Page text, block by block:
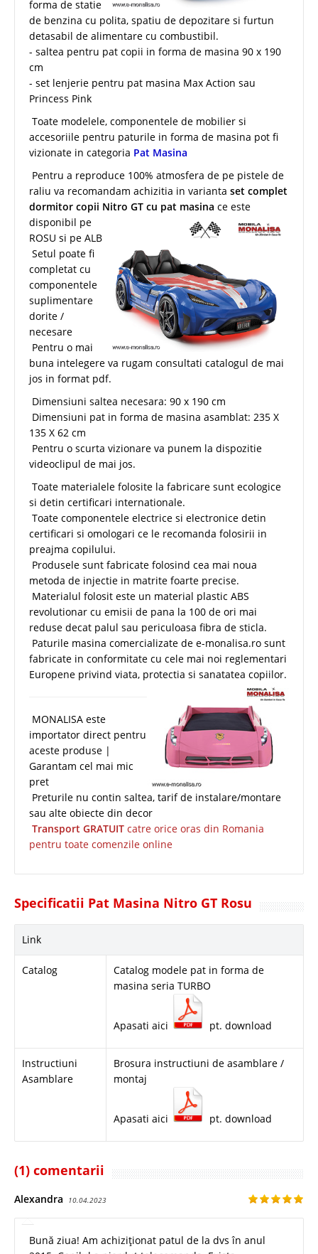
forma de statie
de benzina cu polita, spatiu de depozitare si furtun
detasabil de alimentare cu combustibil.
- saltea pentru pat copii in forma de masina 90 x 190
cm
- set lenjerie pentru pat masina Max Action sau
Princess Pink
Toate modelele, componentele de mobilier si
accesoriile pentru paturile in forma de masina pot fi
vizionate in categoria Pat Masina
Pentru a reproduce 100% atmosfera de pe pistele de
raliu va recomandam achizitia in varianta set complet
dormitor copii Nitro GT cu pat masina ce este
disponibil pe
ROSU si pe ALB
Setul poate fi
completat cu
componentele
suplimentare
dorite /
necesare
Pentru o mai
buna intelegere va rugam consultati catalogul de mai
jos in format pdf.
Dimensiuni saltea necesara: 90 x 190 cm
Dimensiuni pat in forma de masina asamblat: 235 X
135 X 62 cm
Pentru o scurta vizionare va punem la dispozitie
videoclipul de mai jos.
Toate materialele folosite la fabricare sunt ecologice
si detin certificari internationale.
Toate componentele electrice si electronice detin
certificari si omologari ce le recomanda folosirii in
preajma copilului.
Produsele sunt fabricate folosind cea mai noua
metoda de injectie in matrite foarte precise.
Materialul folosit este un material plastic ABS
revolutionar cu emisii de pana la 100 de ori mai
reduse decat palul sau periculoasa fibra de sticla.
Paturile masina comercializate de e-monalisa.ro sunt
fabricate in conformitate cu cele mai noi reglementari
Europene privind viata, protectia si sanatatea copiilor.
MONALISA este
importator direct pentru
aceste produse |
Garantam cel mai mic
pret
Preturile nu contin saltea, tarif de instalare/montare
sau alte obiecte din decor
Transport GRATUIT catre orice oras din Romania
pentru toate comenzile online
Specificatii Pat Masina Nitro GT Rosu
Link
Catalog
Catalog modele pat in forma de
masina seria TURBO
Apasati aici pt. download
Instructiuni
Asamblare
Brosura instructiuni de asamblare /
montaj
Apasati aici pt. download
(1) comentarii
Alexandra 10.04.2023
Bună ziua! Am achiziționat patul de la dvs în anul